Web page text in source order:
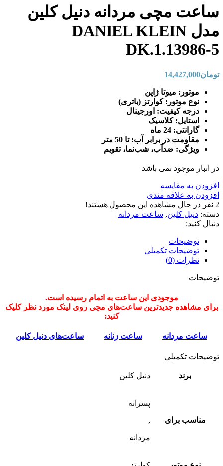
ساعت مچی مردانه دنیل کلین
مدل DANIEL KLEIN
DK.1.13986-5
تومان14,427,000
موتور: میوتا ژاپن
نوع موتور: کوارتز (باتری)
درجه کیفیت: اورجینال
استایل: کلاسیک
گارانتی: 24 ماه
مقاومت در برابر آب: تا 50 متر
ویژگی: ضدآب، شب‌نما، تقویم
در انبار موجود نمی باشد
افزودن به مقایسه
افزودن به علاقه مندی
2 نفر در حال مشاهده این محصول هستند!
دسته: دنیل کلین, ساعت مردانه
دنبال کنید:
توضیحات
توضیحات تکمیلی
نظرات (0)
توضیحات
موجودی این ساعت به اتمام رسیده است.
برای مشاهده جدیدترین ساعت‌های مچی روی لینک مورد نظر کلیک
کنید:
ساعت‌ مردانه ساعت‌ زنانه ساعت‌های دنیل کلین
توضیحات تکمیلی
برند دنیل کلین
مناسب برای
پسرانه
,
مردانه